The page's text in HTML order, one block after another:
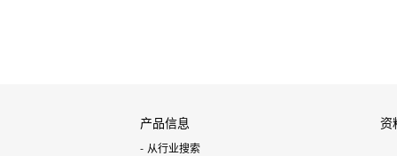
产品信息
从行业搜索
资